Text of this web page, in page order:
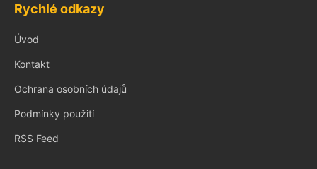
Rychlé odkazy
Úvod
Kontakt
Ochrana osobních údajů
Podmínky použití
RSS Feed